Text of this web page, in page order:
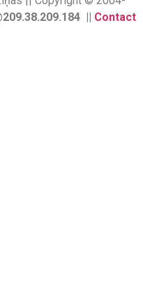
|| Contact